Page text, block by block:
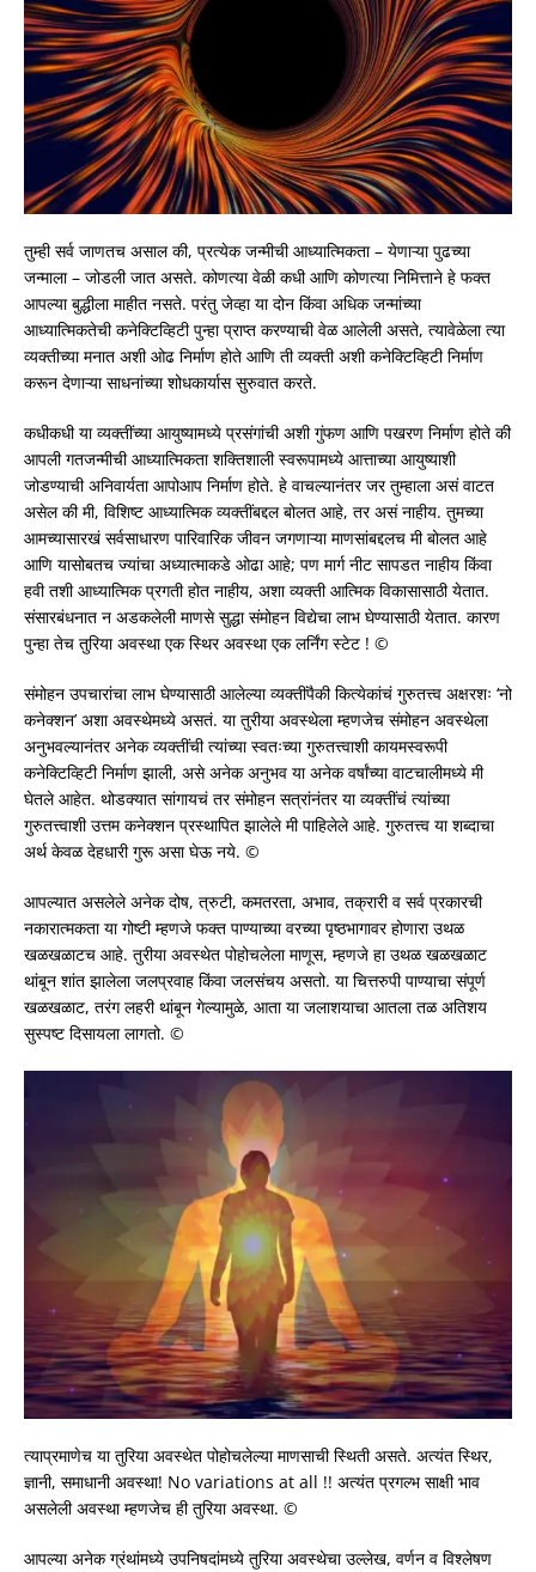
तुम्ही सर्व जाणतच असाल की, प्रत्येक जन्मीची आध्यात्मिकता – येणाऱ्या पुढच्या
जन्माला – जोडली जात असते. कोणत्या वेळी कधी आणि कोणत्या निमित्ताने हे फक्त
आपल्या बुद्धीला माहीत नसते. परंतु जेव्हा या दोन किंवा अधिक जन्मांच्या
आध्यात्मिकतेची कनेक्टिव्हिटी पुन्हा प्राप्त करण्याची वेळ आलेली असते, त्यावेळेला त्या
व्यक्तीच्या मनात अशी ओढ निर्माण होते आणि ती व्यक्ती अशी कनेक्टिव्हिटी निर्माण
करून देणाऱ्या साधनांच्या शोधकार्यास सुरुवात करते.
कधीकधी या व्यक्तींच्या आयुष्यामध्ये प्रसंगांची अशी गुंफण आणि पखरण निर्माण होते की
आपली गतजन्मीची आध्यात्मिकता शक्तिशाली स्वरूपामध्ये आत्ताच्या आयुष्याशी
जोडण्याची अनिवार्यता आपोआप निर्माण होते. हे वाचल्यानंतर जर तुम्हाला असं वाटत
असेल की मी, विशिष्ट आध्यात्मिक व्यक्तींबद्दल बोलत आहे, तर असं नाहीय. तुमच्या
आमच्यासारखं सर्वसाधारण पारिवारिक जीवन जगणाऱ्या माणसांबद्दलच मी बोलत आहे
आणि यासोबतच ज्यांचा अध्यात्माकडे ओढा आहे; पण मार्ग नीट सापडत नाहीय किंवा
हवी तशी आध्यात्मिक प्रगती होत नाहीय, अशा व्यक्ती आत्मिक विकासासाठी येतात.
संसारबंधनात न अडकलेली माणसे सुद्धा संमोहन विद्येचा लाभ घेण्यासाठी येतात. कारण
पुन्हा तेच तुरिया अवस्था एक स्थिर अवस्था एक लर्निंग स्टेट ! ©
संमोहन उपचारांचा लाभ घेण्यासाठी आलेल्या व्यक्तींपैकी कित्येकांचं गुरुतत्त्व अक्षरशः ‘नो
कनेक्शन’ अशा अवस्थेमध्ये असतं. या तुरीया अवस्थेला म्हणजेच संमोहन अवस्थेला
अनुभवल्यानंतर अनेक व्यक्तींची त्यांच्या स्वतःच्या गुरुतत्त्वाशी कायमस्वरूपी
कनेक्टिव्हिटी निर्माण झाली, असे अनेक अनुभव या अनेक वर्षांच्या वाटचालीमध्ये मी
घेतले आहेत. थोडक्यात सांगायचं तर संमोहन सत्रांनंतर या व्यक्तींचं त्यांच्या
गुरुतत्त्वाशी उत्तम कनेक्शन प्रस्थापित झालेले मी पाहिलेले आहे. गुरुतत्त्व या शब्दाचा
अर्थ केवळ देहधारी गुरू असा घेऊ नये. ©
आपल्यात असलेले अनेक दोष, त्रुटी, कमतरता, अभाव, तक्रारी व सर्व प्रकारची
नकारात्मकता या गोष्टी म्हणजे फक्त पाण्याच्या वरच्या पृष्ठभागावर होणारा उथळ
खळखळाटच आहे. तुरीया अवस्थेत पोहोचलेला माणूस, म्हणजे हा उथळ खळखळाट
थांबून शांत झालेला जलप्रवाह किंवा जलसंचय असतो. या चित्तरुपी पाण्याचा संपूर्ण
खळखळाट, तरंग लहरी थांबून गेल्यामुळे, आता या जलाशयाचा आतला तळ अतिशय
सुस्पष्ट दिसायला लागतो. ©
त्याप्रमाणेच या तुरिया अवस्थेत पोहोचलेल्या माणसाची स्थिती असते. अत्यंत स्थिर,
ज्ञानी, समाधानी अवस्था! No variations at all !! अत्यंत प्रगल्भ साक्षी भाव
असलेली अवस्था म्हणजेच ही तुरिया अवस्था. ©
आपल्या अनेक ग्रंथांमध्ये उपनिषदांमध्ये तुरिया अवस्थेचा उल्लेख, वर्णन व विश्लेषण